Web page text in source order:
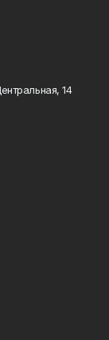
14